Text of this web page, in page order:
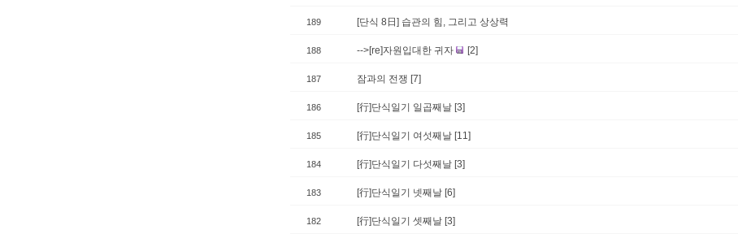
189 [단식 8日] 습관의 힘, 그리고 상상력
188 -->[re]자원입대한 귀자 [2]
187 잠과의 전쟁 [7]
186 [行]단식일기 일곱째날 [3]
185 [行]단식일기 여섯째날 [11]
184 [行]단식일기 다섯째날 [3]
183 [行]단식일기 넷째날 [6]
182 [行]단식일기 셋째날 [3]